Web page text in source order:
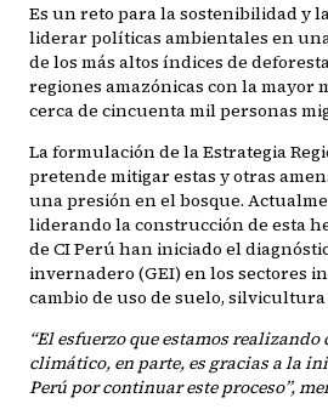
Es un reto para la sostenibilidad y
liderar políticas ambientales en
de los más altos índices de
regiones amazónicas con la mayor
cerca de cincuenta mil personas
La formulación de la Estrategia
pretende mitigar estas y otras
una presión en el bosque.
liderando la construcción de esta
de CI Perú han iniciado el
invernadero (GEI) en los sectores
cambio de uso de suelo, silvicultura
“El esfuerzo que estamos
climático, en parte, es gracias a la
Perú por continuar este proceso”,